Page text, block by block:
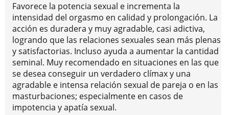
Favorece la potencia sexual e incrementa la
intensidad del orgasmo en calidad y prolongación. La
acción es duradera y muy agradable, casi adictiva,
logrando que las relaciones sexuales sean más plenas
y satisfactorias. Incluso ayuda a aumentar la cantidad
seminal. Muy recomendado en situaciones en las que
se desea conseguir un verdadero clímax y una
agradable e intensa relación sexual de pareja o en las
masturbaciones; especialmente en casos de
impotencia y apatía sexual.